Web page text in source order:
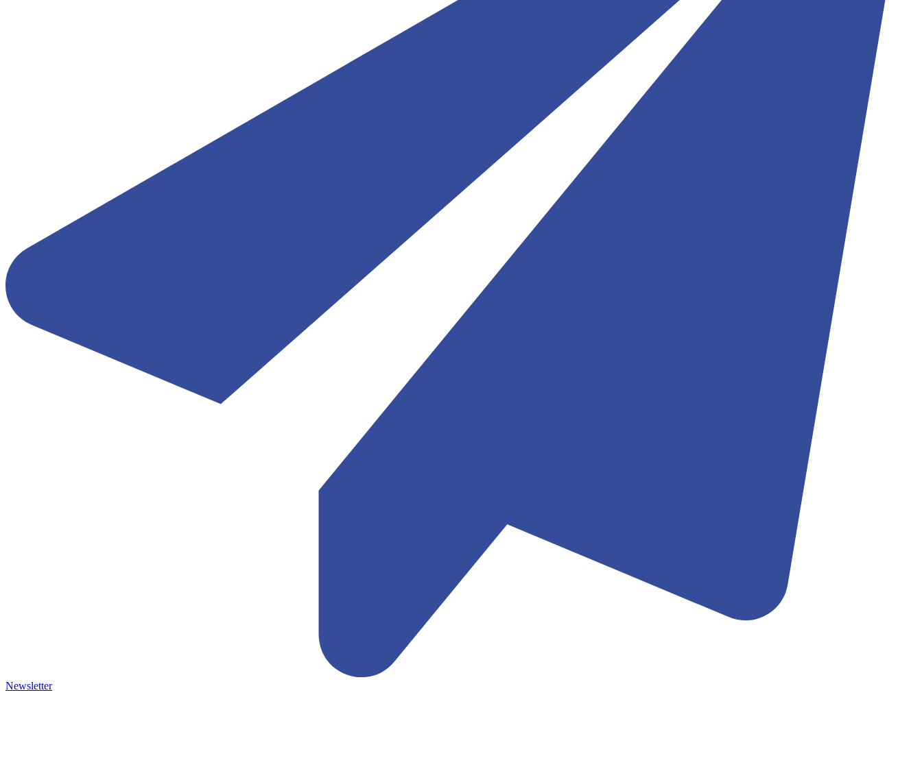
Newsletter